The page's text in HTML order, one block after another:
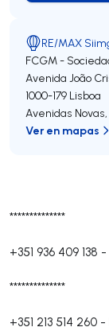
**************
+351 936 409 138 -
**************
+351 213 514 260 -
RE/MAX
FCGM -
Avenida João
1000-179 Lisboa
Avenidas Novas,
Ver en mapas